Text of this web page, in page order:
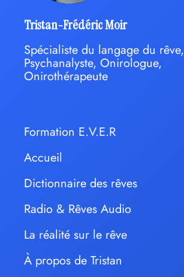
Tristan-Frédéric Moir
Spécialiste du langage du rêve,
Psychanalyste, Onirologue,
Onirothérapeute
Formation E.V.E.R
Accueil
Dictionnaire des rêves
Radio & Rêves Audio
La réalité sur le rêve
À propos de Tristan